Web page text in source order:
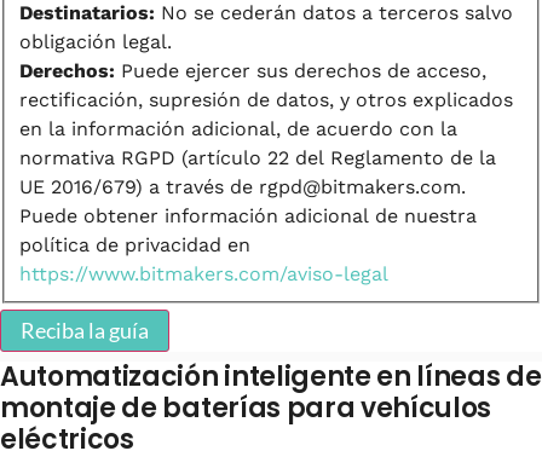
Destinatarios: No se cederán datos a terceros salvo
obligación legal.
Derechos: Puede ejercer sus derechos de acceso,
rectificación, supresión de datos, y otros explicados
en la información adicional, de acuerdo con la
normativa RGPD (artículo 22 del Reglamento de la
UE 2016/679) a través de rgpd@bitmakers.com.
Puede obtener información adicional de nuestra
política de privacidad en
https://www.bitmakers.com/aviso-legal
Reciba la guía
Automatización inteligente en líneas de
montaje de baterías para vehículos
eléctricos